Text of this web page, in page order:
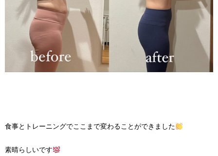
食事とトレーニングでここまで変わることができました
素晴らしいです